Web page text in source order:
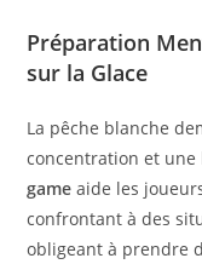
Préparation
sur la Glace
La pêche blanche
concentration et une
game aide les
confrontant à des
obligeant à prendre